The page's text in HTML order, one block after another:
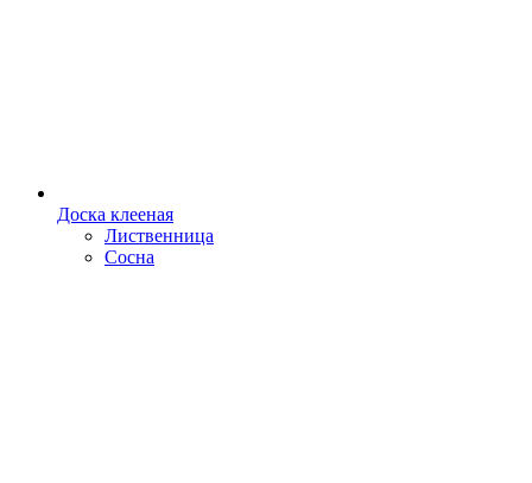
Доска клееная
Лиственница
Сосна